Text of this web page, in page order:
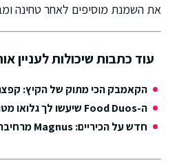
את השמנת מוסיפים לאחר טחינה
עוד כתבות שיכולות לעניין
הקאמבק הכי מתוק של הקיץ: קפצנו
ה-Food Duos שיעשו לך גלואו מטורף מהבטן ועד הסטורי
חדש על הכיריים: Magnus מרחיבה את קולקציית הפרימיום